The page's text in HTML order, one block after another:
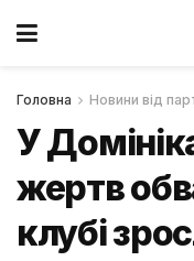
Головна Новини від
У
жертв
клубі